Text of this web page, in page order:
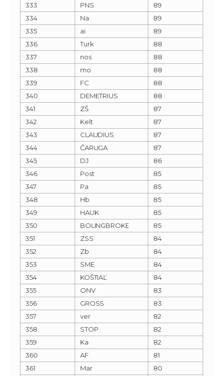
333
PNS
89
334
Na
89
335
ai
89
336
Turk
88
337
nos
88
338
mo
88
339
FC
88
340
DEMETRIUS
88
341
ZŠ
87
342
Kelt
87
343
CLAUDIUS
87
344
ČARUGA
87
345
DJ
86
346
Post
85
347
Pa
85
348
Hb
85
349
HAUK
85
350
BOLINGBROKE
85
351
ZSS
84
352
Zb
84
353
SME
84
354
KOŠTIAĽ
84
355
ONV
83
356
GROSS
83
357
ver
82
358
STOP
82
359
Ka
82
360
AF
81
361
Mar
80